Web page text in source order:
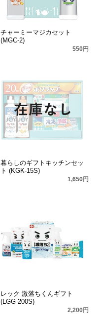
チャーミーマジカセット
(MGC-2)
550円
暮らしのギフトキッチンセッ
ト (KGK-15S)
1,650円
レック 激落ちくんギフト
(LGG-200S)
2,200円